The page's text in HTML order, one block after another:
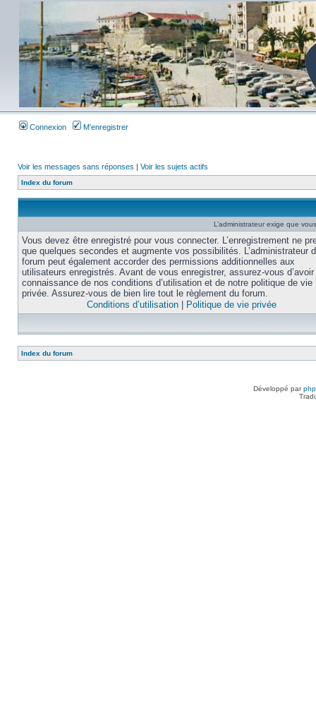
Connexion M’enregistrer
Voir les messages sans réponses | Voir les sujets actifs
Index du forum
L’administrateur exige que
Vous devez être enregistré pour vous connecter. L’enregistrement ne
que quelques secondes et augmente vos possibilités. L’administrateur
forum peut également accorder des permissions additionnelles aux
utilisateurs enregistrés. Avant de vous enregistrer, assurez-vous
connaissance de nos conditions d’utilisation et de notre politique de vie
privée. Assurez-vous de bien lire tout le règlement du forum.
Conditions d’utilisation
Politique de vie privée
Index du forum
Développé par